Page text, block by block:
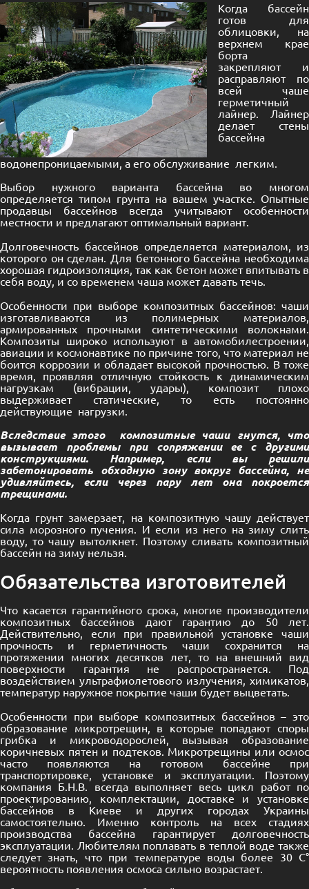
Когда бассейн
готов для
облицовки, на
верхнем крае
борта
закрепляют и
расправляют по
всей чаше
герметичный
лайнер. Лайнер
делает стены
бассейна
водонепроницаемыми, а его обслуживание легким.
Выбор нужного варианта бассейна во многом
определяется типом грунта на вашем участке. Опытные
продавцы бассейнов всегда учитывают особенности
местности и предлагают оптимальный вариант.
Долговечность бассейнов определяется материалом, из
которого он сделан. Для бетонного бассейна необходима
хорошая гидроизоляция, так как бетон может впитывать в
себя воду, и со временем чаша может давать течь.
Особенности при выборе композитных бассейнов: чаши
изготавливаются из полимерных материалов,
армированных прочными синтетическими волокнами.
Композиты широко используют в автомобилестроении,
авиации и космонавтике по причине того, что материал не
боится коррозии и обладает высокой прочностью. В тоже
время, проявляя отличную стойкость к динамическим
нагрузкам (вибрации, удары), композит плохо
выдерживает статические, то есть постоянно
действующие нагрузки.
Вследствие этого композитные чаши гнутся, что
вызывает проблемы при сопряжении ее с другими
конструкциями. Например, если вы решили
забетонировать обходную зону вокруг бассейна, не
удивляйтесь, если через пару лет она покроется
трещинами.
Когда грунт замерзает, на композитную чашу действует
сила морозного пучения. И если из него на зиму слить
воду, то чашу вытолкнет. Поэтому сливать композитный
бассейн на зиму нельзя.
Обязательства изготовителей
Что касается гарантийного срока, многие производители
композитных бассейнов дают гарантию до 50 лет.
Действительно, если при правильной установке чаши
прочность и герметичность чаши сохранится на
протяжении многих десятков лет, то на внешний вид
поверхности гарантия не распространяется. Под
воздействием ультрафиолетового излучения, химикатов,
температур наружное покрытие чаши будет выцветать.
Особенности при выборе композитных бассейнов– это
образование микротрещин, в которые попадают споры
грибка и микроводорослей, вызывая образование
коричневых пятен и подтеков. Микротрещины или осмос
часто появляются на готовом бассейне при
транспортировке, установке и эксплуатации. Поэтому
компания Б.Н.В. всегда выполняет весь цикл работ по
проектированию, комплектации, доставке и установке
бассейнов в Киеве и других городах Украины
самостоятельно. Именно контроль на всех стадиях
производства бассейна гарантирует долговечность
эксплуатации. Любителям поплавать в теплой воде также
следует знать, что при температуре воды более 30 С°
вероятность появления осмоса сильно возрастает.